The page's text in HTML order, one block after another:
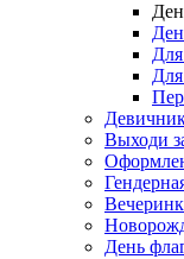
Выходи
День